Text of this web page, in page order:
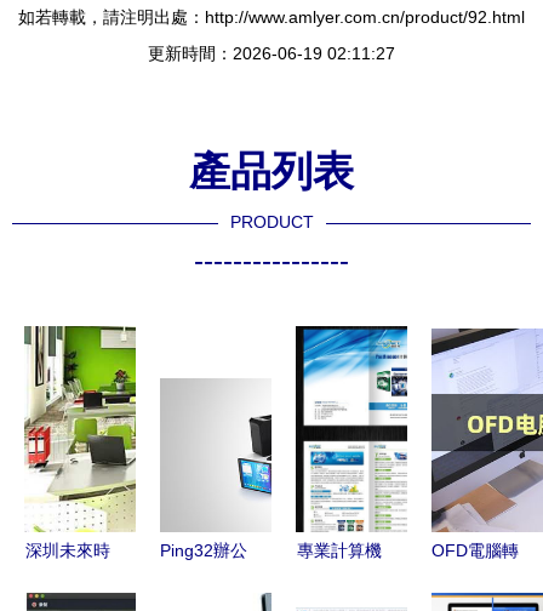
如若轉載，請注明出處：http://www.amlyer.com.cn/product/92.html
更新時間：2026-06-19 02:11:27
產品列表
PRODUCT
----------------
深圳未來時
Ping32辦公
專業計算機
OFD電腦轉